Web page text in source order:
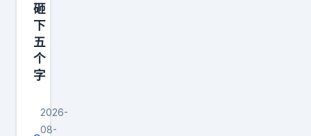
砸
下
五
个
字
2026-
08-